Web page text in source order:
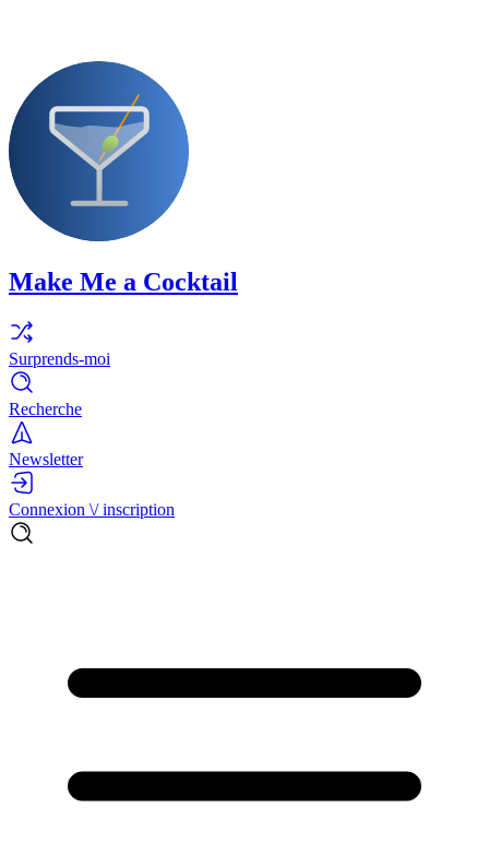
Make Me a Cocktail
Surprends-moi
Recherche
Newsletter
Connexion \/ inscription